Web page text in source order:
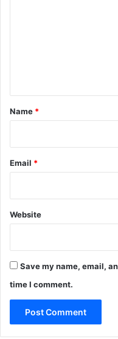
*
Name *
Email *
Website
Save my name, email,
time I comment.